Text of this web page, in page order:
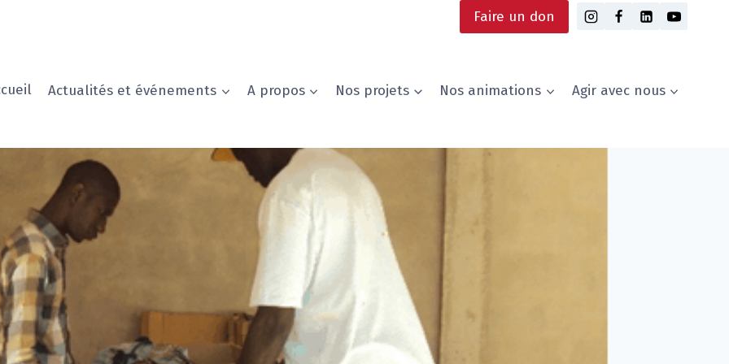
Faire un don
Actualités et événements A propos Nos projets Nos animations Agir avec nous